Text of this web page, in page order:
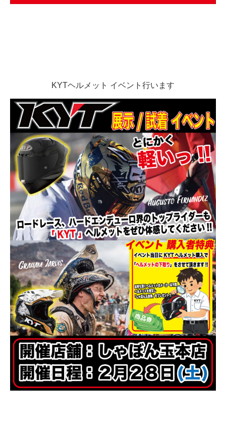
KYTヘルメット イベント行います